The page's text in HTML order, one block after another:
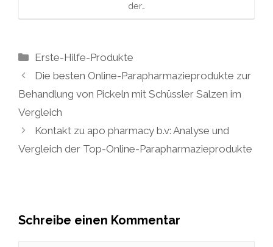
der…
Kategorien
Erste-Hilfe-Produkte
Die besten Online-Parapharmazieprodukte zur
Behandlung von Pickeln mit Schüssler Salzen im
Vergleich
Kontakt zu apo pharmacy b.v: Analyse und
Vergleich der Top-Online-Parapharmazieprodukte
Schreibe einen Kommentar